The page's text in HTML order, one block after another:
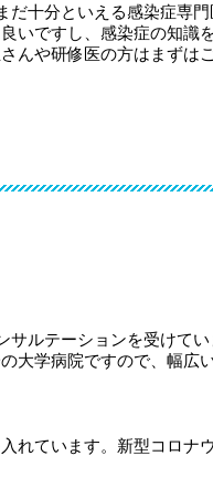
だ十分といえる感染症専
いですし、感染症の知識
んや研修医の方はまずは
サルテーションを受けて
大学病院ですので、幅広
れています。新型コロナ